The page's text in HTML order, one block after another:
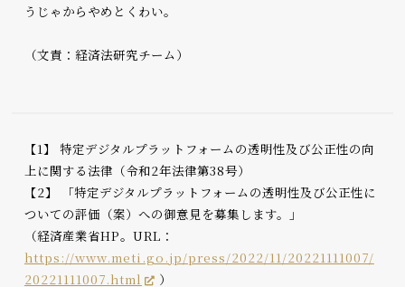
うじゃからやめとくわい。
（文責：経済法研究チーム）
【1】 特定デジタルプラットフォームの透明性及び公正性の向
上に関する法律（令和2年法律第38号）
【2】 「特定デジタルプラットフォームの透明性及び公正性に
ついての評価（案）への御意見を募集します。」
（経済産業省HP。URL：
https://www.meti.go.jp/press/2022/11/20221111007/
20221111007.html
）